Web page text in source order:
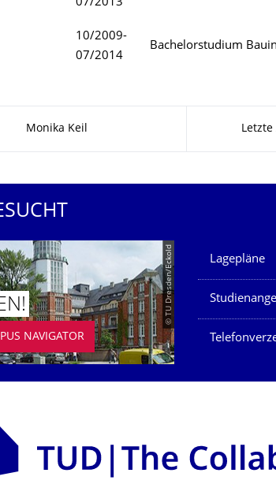
07/2013
10/2009-
07/2014
Bachelorstudium
Monika Keil
© TU Dresden/Eckold
NAVIGATOR
Unsere
Lagepläne